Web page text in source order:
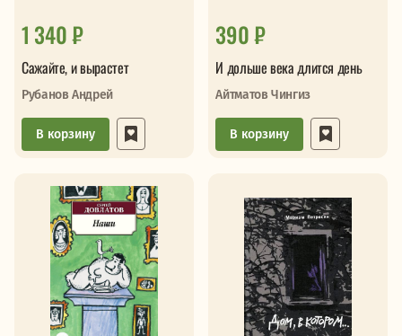
1 340 ₽
Сажайте, и вырастет
Рубанов Андрей
В корзину
390 ₽
И дольше века длится день
Айтматов Чингиз
В корзину